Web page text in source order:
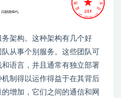
架构。这种架构有几个好
从事个别服务。这些团队可
语言，并且通常有独立部署
制得以运作得益于在其背后
增加，它们之间的通信和网